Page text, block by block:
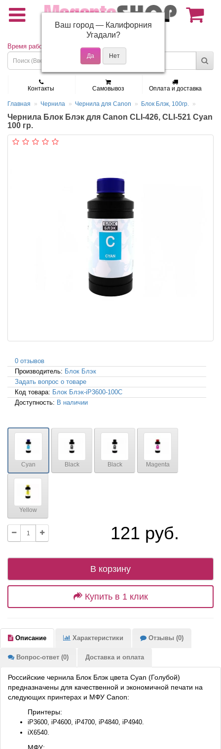
(495) 150-01-37
Время работы: Пн - Пт 9:30 - 19:00
Контакты Самовывоз Оплата и доставка
Главная Чернила Чернила для Canon Блок Блэк, 100гр.
Чернила Блок Блэк для Canon CLI-426, CLI-521 Cyan
100 гр.
0 отзывов
Производитель: Блок Блэк
Задать вопрос о товаре
Код товара: Блок Блэк-iP3600-100C
Доступность: В наличии
Cyan Black Black Magenta
Yellow
121 руб.
В корзину
Купить в 1 клик
Описание Характеристики Отзывы (0)
Вопрос-ответ (0) Доставка и оплата
Российские чернила Блок Блэк цвета Cyan (Голубой)
предназначены для качественной и экономичной печати на
следующих принтерах и МФУ Canon:
Принтеры:
iP3600, iP4600, iP4700, iP4840, iP4940.
iX6540.
Ваш город — Калифорния
Угадали?